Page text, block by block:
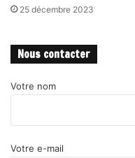
25 décembre 2023
Nous contacter
Votre nom
Votre e-mail